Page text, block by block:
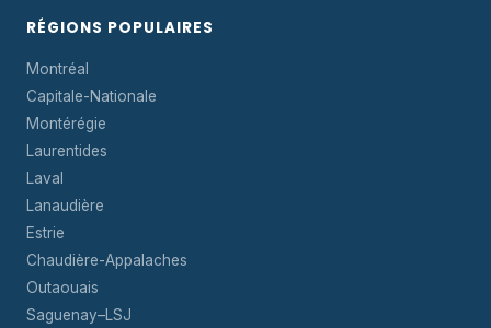
RÉGIONS POPULAIRES
Montréal
Capitale-Nationale
Montérégie
Laurentides
Laval
Lanaudière
Estrie
Chaudière-Appalaches
Outaouais
Saguenay–LSJ